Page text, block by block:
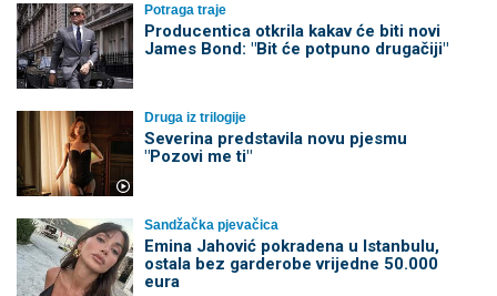
Potraga traje
Producentica otkrila kakav će biti novi
James Bond: "Bit će potpuno drugačiji"
Druga iz trilogije
Severina predstavila novu pjesmu
"Pozovi me ti"
Sandžačka pjevačica
Emina Jahović pokradena u Istanbulu,
ostala bez garderobe vrijedne 50.000
eura